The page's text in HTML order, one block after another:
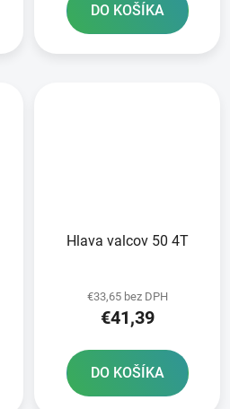
DO KOŠÍKA
Hlava valcov 50 4T
€33,65 bez DPH
€41,39
DO KOŠÍKA